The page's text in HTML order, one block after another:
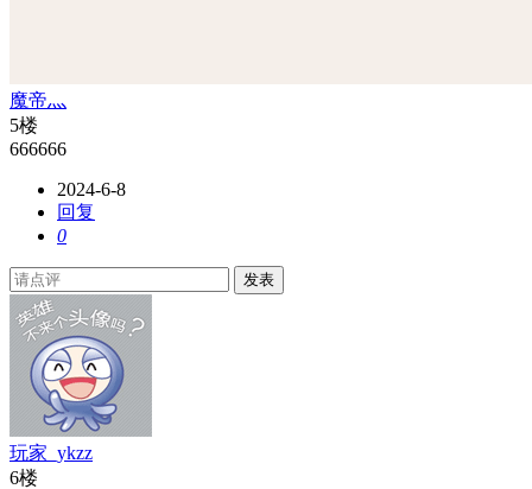
魔帝灬
5楼
666666
2024-6-8
回复
0
发表
玩家_ykzz
6楼